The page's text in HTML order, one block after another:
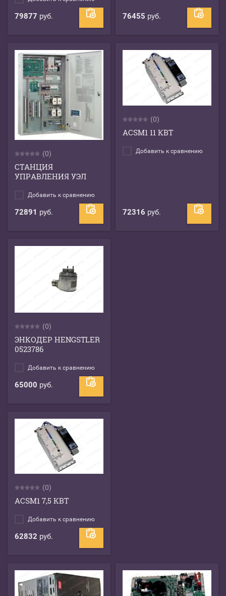
79877 руб. 76455 руб.
(0)
СТАНЦИЯ
УПРАВЛЕНИЯ УЭЛ
Добавить к сравнению
72891 руб.
(0)
ACSM1 11 КВТ
Добавить к сравнению
72316 руб.
(0)
ЭНКОДЕР HENGSTLER
0523786
Добавить к сравнению
65000 руб.
(0)
ACSM1 7,5 КВТ
Добавить к сравнению
62832 руб.